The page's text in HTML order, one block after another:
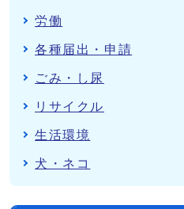
労働
各種届出・申請
ごみ・し尿
リサイクル
生活環境
犬・ネコ